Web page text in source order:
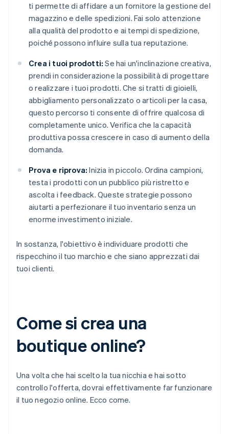
ti permette di affidare a un fornitore la gestione del
magazzino e delle spedizioni. Fai solo attenzione
alla qualità del prodotto e ai tempi di spedizione,
poiché possono influire sulla tua reputazione.
Crea i tuoi prodotti: Se hai un'inclinazione creativa,
prendi in considerazione la possibilità di progettare
o realizzare i tuoi prodotti. Che si tratti di gioielli,
abbigliamento personalizzato o articoli per la casa,
questo percorso ti consente di offrire qualcosa di
completamente unico. Verifica che la capacità
produttiva possa crescere in caso di aumento della
domanda.
Prova e riprova: Inizia in piccolo. Ordina campioni,
testa i prodotti con un pubblico più ristretto e
ascolta i feedback. Queste strategie possono
aiutarti a perfezionare il tuo inventario senza un
enorme investimento iniziale.
In sostanza, l'obiettivo è individuare prodotti che
rispecchino il tuo marchio e che siano apprezzati dai
tuoi clienti.
Come si crea una
boutique online?
Una volta che hai scelto la tua nicchia e hai sotto
controllo l'offerta, dovrai effettivamente far funzionare
il tuo negozio online. Ecco come.